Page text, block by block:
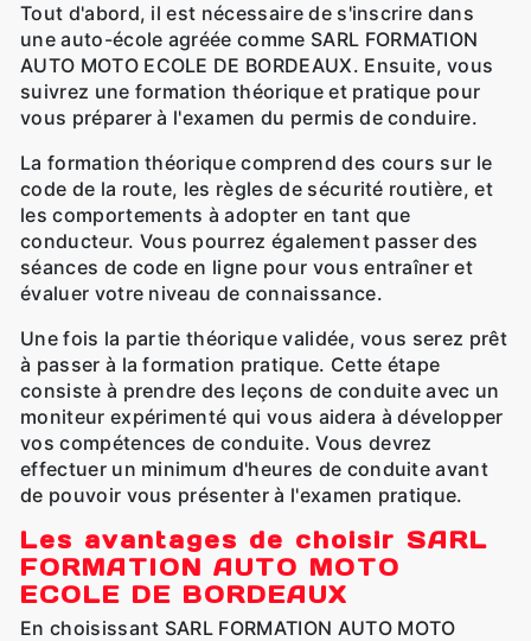
Tout d'abord, il est nécessaire de s'inscrire dans
une auto-école agréée comme SARL FORMATION
AUTO MOTO ECOLE DE BORDEAUX. Ensuite, vous
suivrez une formation théorique et pratique pour
vous préparer à l'examen du permis de conduire.
La formation théorique comprend des cours sur le
code de la route, les règles de sécurité routière, et
les comportements à adopter en tant que
conducteur. Vous pourrez également passer des
séances de code en ligne pour vous entraîner et
évaluer votre niveau de connaissance.
Une fois la partie théorique validée, vous serez prêt
à passer à la formation pratique. Cette étape
consiste à prendre des leçons de conduite avec un
moniteur expérimenté qui vous aidera à développer
vos compétences de conduite. Vous devrez
effectuer un minimum d'heures de conduite avant
de pouvoir vous présenter à l'examen pratique.
Les avantages de choisir SARL
FORMATION AUTO MOTO
ECOLE DE BORDEAUX
En choisissant SARL FORMATION AUTO MOTO